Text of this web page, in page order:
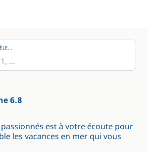
6.8
est à votre écoute pour
les vacances en mer qui vous